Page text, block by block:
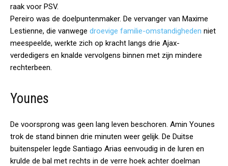
raak voor PSV.
Pereiro was de doelpuntenmaker. De vervanger van Maxime
Lestienne, die vanwege droevige familie-omstandigheden niet
meespeelde, werkte zich op kracht langs drie Ajax-
verdedigers en knalde vervolgens binnen met zijn mindere
rechterbeen.
Younes
De voorsprong was geen lang leven beschoren. Amin Younes
trok de stand binnen drie minuten weer gelijk. De Duitse
buitenspeler legde Santiago Arias eenvoudig in de luren en
krulde de bal met rechts in de verre hoek achter doelman